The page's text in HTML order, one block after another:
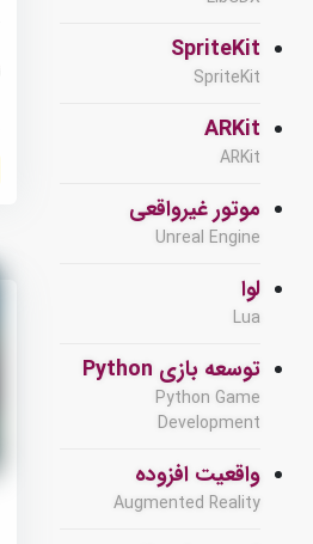
SpriteKit
SpriteKit
ARKit
ARKit
موتور غیرواقعی
Unreal Engine
لوا
Lua
توسعه بازی Python
Python Game
Development
واقعیت افزوده
Augmented Reality